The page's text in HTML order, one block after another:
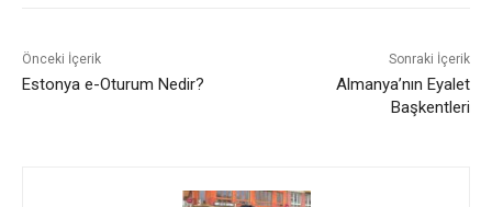
Önceki İçerik
Estonya e-Oturum Nedir?
Sonraki İçerik
Almanya’nın Eyalet
Başkentleri